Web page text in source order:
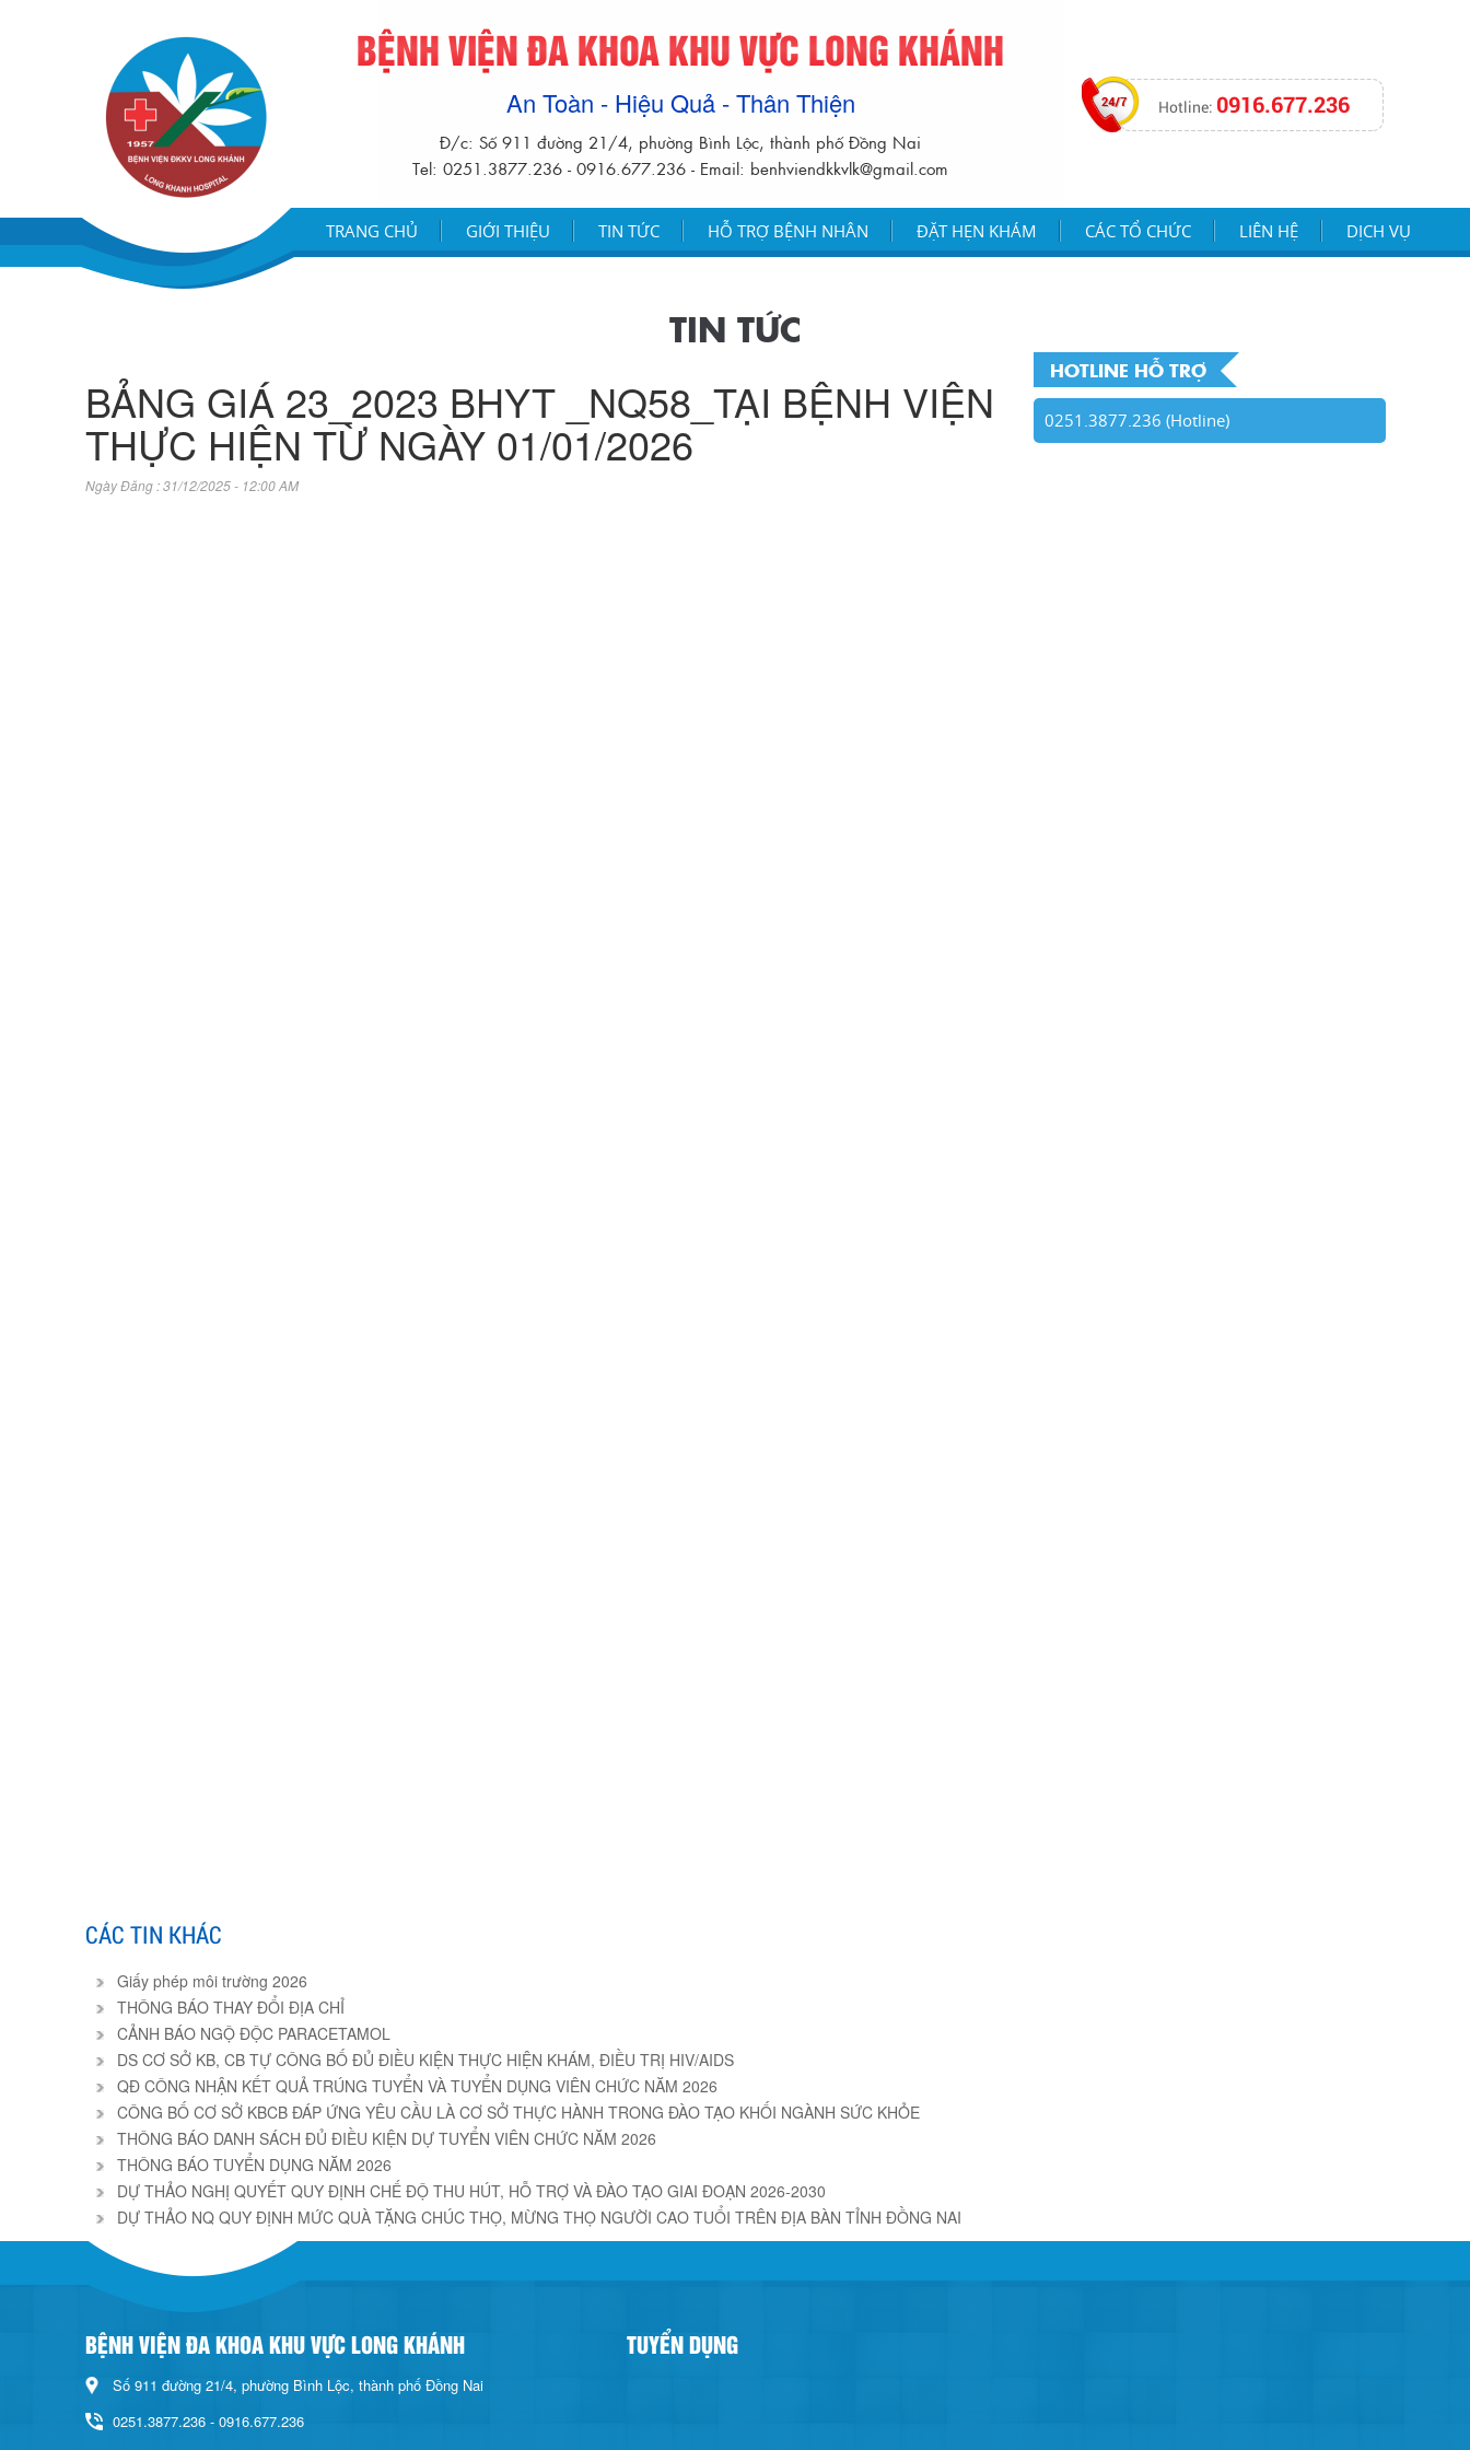
BỆNH VIỆN ĐA KHOA KHU VỰC LONG KHÁNH
An Toàn - Hiệu Quả - Thân Thiện
Đ/c: Số 911 đường 21/4, phường Bình Lộc, thành phố Đồng Nai
Tel: 0251.3877.236 - 0916.677.236 - Email: benhviendkkvlk@gmail.com
Hotline: 0916.677.236
TRANG CHỦ GIỚI THIỆU TIN TỨC HỖ TRỢ BỆNH NHÂN ĐẶT HẸN KHÁM CÁC TỔ CHỨC LIÊN HỆ DỊCH VỤ
TIN TỨC
BẢNG GIÁ 23_2023 BHYT _NQ58_TẠI BỆNH VIỆN
THỰC HIỆN TỪ NGÀY 01/01/2026
Ngày Đăng : 31/12/2025 - 12:00 AM
CÁC TIN KHÁC
Giấy phép môi trường 2026
THÔNG BÁO THAY ĐỔI ĐỊA CHỈ
CẢNH BÁO NGỘ ĐỘC PARACETAMOL
DS CƠ SỞ KB, CB TỰ CÔNG BỐ ĐỦ ĐIỀU KIỆN THỰC HIỆN KHÁM, ĐIỀU TRỊ HIV/AIDS
QĐ CÔNG NHẬN KẾT QUẢ TRÚNG TUYỂN VÀ TUYỂN DỤNG VIÊN CHỨC NĂM 2026
CÔNG BỐ CƠ SỞ KBCB ĐÁP ỨNG YÊU CẦU LÀ CƠ SỞ THỰC HÀNH TRONG ĐÀO TẠO KHỐI NGÀNH SỨC KHỎE
THÔNG BÁO DANH SÁCH ĐỦ ĐIỀU KIỆN DỰ TUYỂN VIÊN CHỨC NĂM 2026
THÔNG BÁO TUYỂN DỤNG NĂM 2026
DỰ THẢO NGHỊ QUYẾT QUY ĐỊNH CHẾ ĐỘ THU HÚT, HỖ TRỢ VÀ ĐÀO TẠO GIAI ĐOẠN 2026-2030
DỰ THẢO NQ QUY ĐỊNH MỨC QUÀ TẶNG CHÚC THỌ, MỪNG THỌ NGƯỜI CAO TUỔI TRÊN ĐỊA BÀN TỈNH ĐỒNG NAI
HOTLINE HỖ TRỢ
0251.3877.236 (Hotline)
BỆNH VIỆN ĐA KHOA KHU VỰC LONG KHÁNH
Số 911 đường 21/4, phường Bình Lộc, thành phố Đồng Nai
0251.3877.236 - 0916.677.236
TUYỂN DỤNG